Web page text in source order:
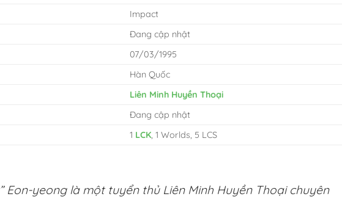
Impact
Đang cập nhật
07/03/1995
Hàn Quốc
Liên Minh Huyền Thoại
Đang cập nhật
1 LCK, 1 Worlds, 5 LCS
Eon-yeong là một tuyển thủ Liên Minh Huyền Thoại chuyên